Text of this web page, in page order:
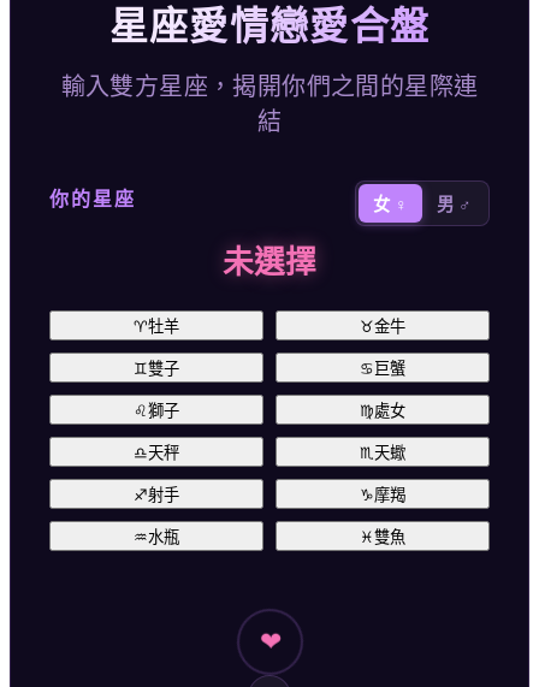
星座愛情戀愛合盤
輸入雙方星座，揭開你們之間的星際連
結
你的星座 女 ♀ 男 ♂
未選擇
♈牡羊 ♉金牛
♊雙子 ♋ 巨蟹
♌獅子 ♍處女
♎天秤 ♏天蠍
♐射手 ♑摩羯
♒水瓶 ♓雙魚
❤